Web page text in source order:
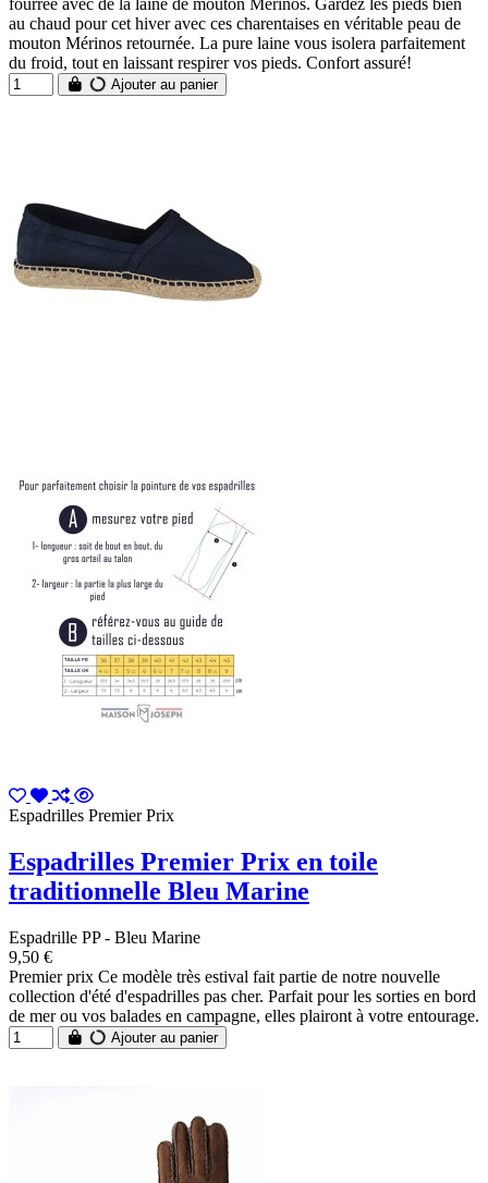
au chaud pour cet hiver avec ces charentaises en véritable peau de
mouton Mérinos retournée. La pure laine vous isolera parfaitement
du froid, tout en laissant respirer vos pieds. Confort assuré!
Ajouter au panier
Espadrilles Premier Prix
Espadrilles Premier Prix en toile
traditionnelle Bleu Marine
Espadrille PP - Bleu Marine
9,50 €
Premier prix Ce modèle très estival fait partie de notre nouvelle
collection d'été d'espadrilles pas cher. Parfait pour les sorties en bord
de mer ou vos balades en campagne, elles plairont à votre entourage.
Ajouter au panier